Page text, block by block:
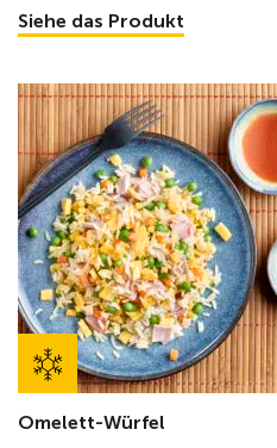
Siehe das Produkt
Omelett-Würfel